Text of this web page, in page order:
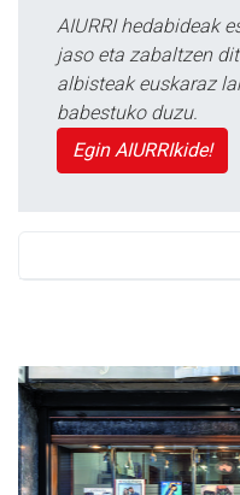
AIURRI hedabideak
jaso eta zabaltzen
albisteak euskaraz
babestuko duzu.
Egin AIURRIkide!